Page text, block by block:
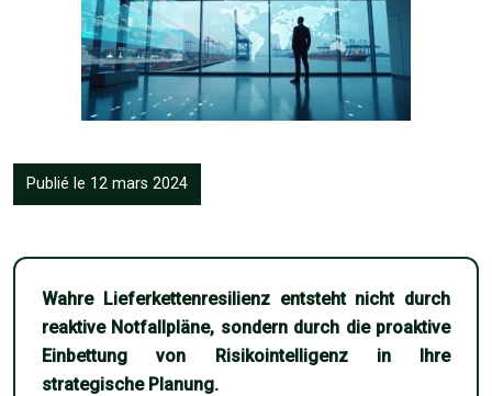
Publié le 12 mars 2024
Wahre Lieferkettenresilienz entsteht nicht durch
reaktive Notfallpläne, sondern durch die proaktive
Einbettung von Risikointelligenz in Ihre
strategische Planung.